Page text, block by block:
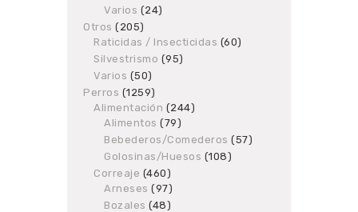
Varios 2424
Otros 205205
products
Raticidas / Insecticidas 6060
Silvestrismo 9595
Varios 5050
products
Perros 12591259
products
Alimentación 244244
Alimentos 7979
products
Bebederos/Comederos 5757
Golosinas/Huesos 108108
Correaje 460460
products
Arneses 9797
products
Bozales 4848